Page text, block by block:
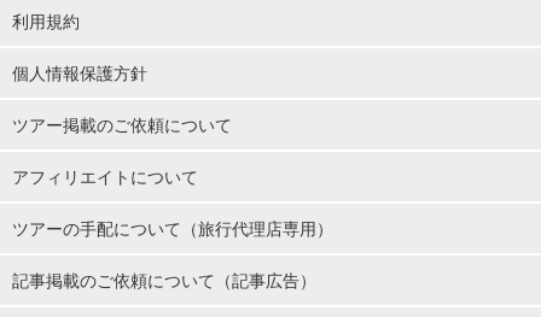
トリビアや歴史を楽しみながら学ぶことができるので、宮古島を
肌で体感できる時間になります。
農業・化学肥料不使用。100%オーガニックの有機サトウキビと有
利用規約
個人情報保護方針
ツアー掲載のご依頼について
アフィリエイトについて
ツアーの手配について（旅行代理店専用）
記事掲載のご依頼について（記事広告）